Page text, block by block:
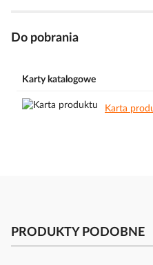
Do pobrania
Karty katalogowe
Karta
PRODUKTY PODOBNE